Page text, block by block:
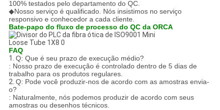
100% testados pelo departamento do QC.
◆Nosso serviço é qualificado. Nós insistimos no serviço
responsivo e conhecedor a cada cliente.
Bate-papo do fluxo de processo do QC da ORCA
FAQ
1. Q: Que é seu prazo de execução médio?
: Nosso prazo de execução é controlado dentro de 5 dias de
trabalho para os produtos regulares.
2. Q: Pode você produzir-nos de acordo com as amostras envia-
o?
: Naturalmente, nós podemos produzir de acordo com seus
amostras ou desenhos técnicos.